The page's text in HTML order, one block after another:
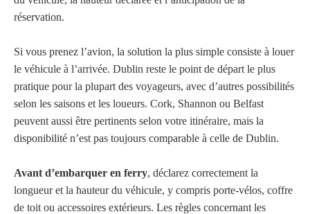
réservation.
Si vous prenez l’avion, la solution la plus simple consiste à louer
le véhicule à l’arrivée. Dublin reste le point de départ le plus
pratique pour la plupart des voyageurs, avec d’autres possibilités
selon les saisons et les loueurs. Cork, Shannon ou Belfast
peuvent aussi être pertinents selon votre itinéraire, mais la
disponibilité n’est pas toujours comparable à celle de Dublin.
Avant d’embarquer en ferry, déclarez correctement la
longueur et la hauteur du véhicule, y compris porte-vélos, coffre
de toit ou accessoires extérieurs. Les règles concernant les